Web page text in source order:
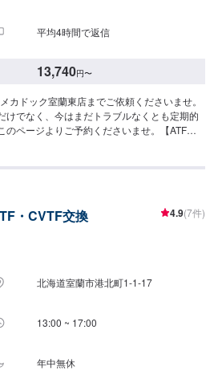
平均4時間で返信
13,740円〜
カドック室蘭東店までご依頼くださいませ。
けでなく、今はまだトラブルなくとも定期的
のページよりご予約くださいませ。【ATF】
・CVTF交換 4.9(7件)
北海道室蘭市港北町1-1-17
13:00 ~ 17:00
年中無休